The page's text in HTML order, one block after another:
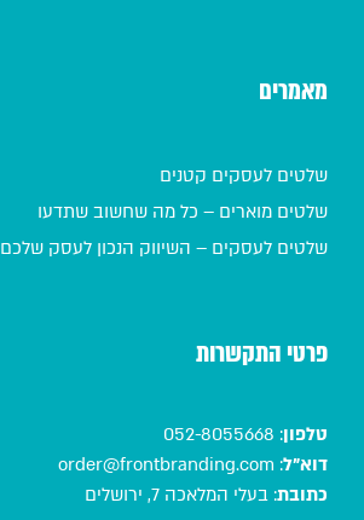
מאמרים
שלטים לעסקים קטנים
שלטים מוארים – כל מה שחשוב שתדעו
שלטים לעסקים – השיווק הנכון לעסק שלכם
פרטי התקשרות
טלפון:
052-8055668
דוא"ל:
order@frontbranding.com
כתובת: בעלי המלאכה 7, ירושלים